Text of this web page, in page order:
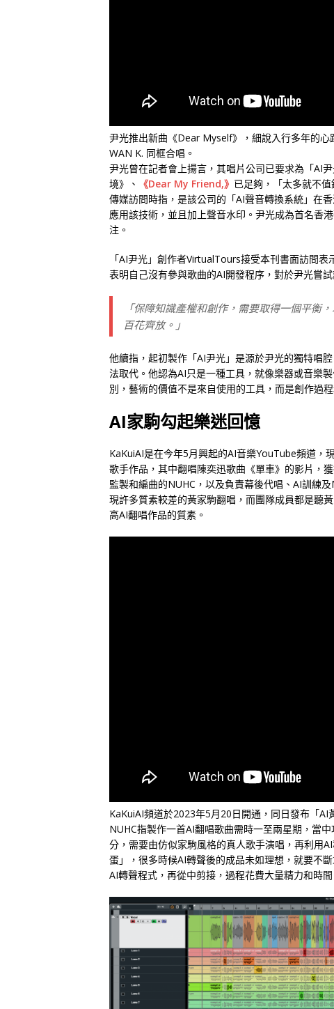
尹光推出新曲《Dear Myself》，細說入行多年的
WAN K. 同框合唱。
尹光曾在記者會上揚言，其唱片公司已要求為「AI
境》、
《Dear My Friend,》 已足夠，「太多就不
傳媒訪問時指，是該公司的「AI聲音轉換系統」在
應用該技術，並且加上聲音水印。尹光成為首名香
注。
「AI尹光」創作者VirtualTours接受本刊書面訪問
表明自己沒有參與歌曲的AI開發程序，對於尹光嘗
「保障知識產權和創作，需要取得一個平衡
百花齊放。」
他續指，起初製作「AI尹光」是源於尹光的獨特唱
法取代。他認為AI只是一種工具，就像樂器或音樂
別，藝術的價值不是來自使用的工具，而是創作過
AI家駒勾起樂迷回憶
KaKuiAI是在今年5月興起的AI音樂YouTube頻道，
歌手作品，其中翻唱陳奕迅歌曲《單車》的影片，
監製和編曲的NUHC，以及負責幕後代唱、AI訓練
現許多質素較差的黃家駒翻唱，而團隊成員都是聽
高AI翻唱作品的質素。
KaKuiAI頻道於2023年5月20日開通，同日發布「AI
NUHC指製作一首AI翻唱歌曲需時一至兩星期，當
分，需要由仿似家駒風格的真人歌手演唱，再利用
蛋」，很多時候AI轉聲後的成品未如理想，就要不
AI轉聲程式，再從中剪接，過程花費大量精力和時間